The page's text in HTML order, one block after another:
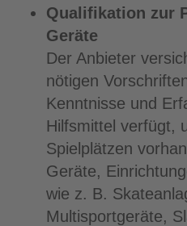
Qualifikation zur
Geräte
Der Anbieter
nötigen
Kenntnisse und
Hilfsmittel verfügt,
Spielplätzen
Geräte,
wie z. B.
Multisportgeräte,